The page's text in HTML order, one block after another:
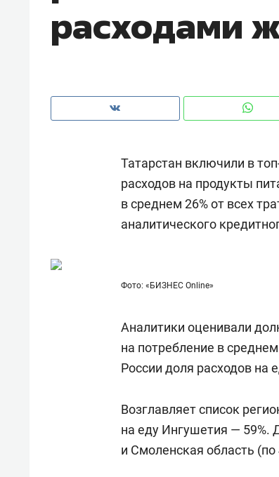
расходами
Татарстан включили в
расходов на продукты
в среднем 26% от всех
аналитического
Фото: «БИЗНЕС Online»
Аналитики оценивали
на потребление в
России доля расходов на
Возглавляет список
на еду Ингушетия — 59%.
и Смоленская область
природе, работа
состоянием как основа
антихрупких команд